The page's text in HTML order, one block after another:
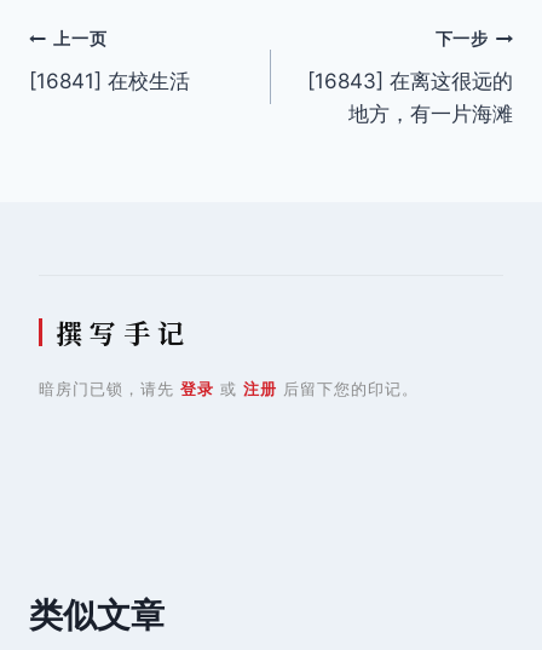
文
章
上一页
[16841] 在校生活
下一步
[16843] 在离这很远的
地方，有一片海滩
撰 写 手 记
暗房门已锁，请先 登录 或 注册 后留下您的印记。
类似文章